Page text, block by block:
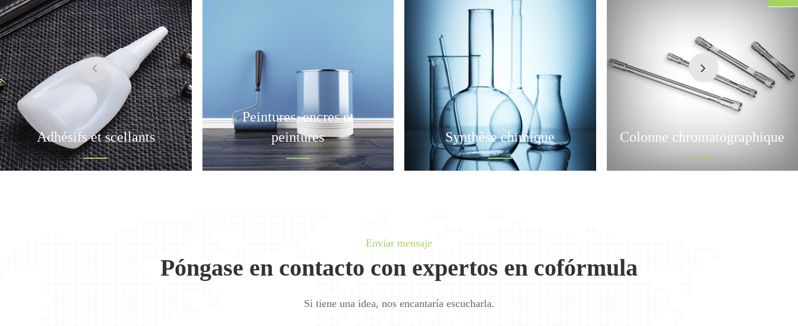
Adhésifs et scellants
Peintures, encres et
peintures
Synthèse chimique Colonne chromatographique
Enviar mensaje
Póngase en contacto con expertos en cofórmula
Si tiene una idea, nos encantaría escucharla.